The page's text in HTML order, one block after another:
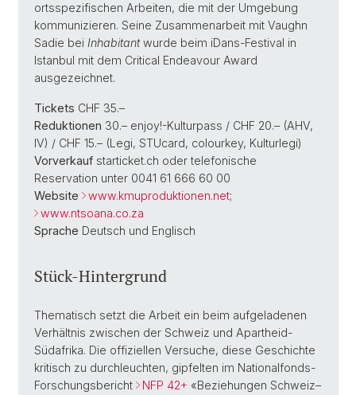
ortsspezifischen Arbeiten, die mit der Umgebung
kommunizieren. Seine Zusammenarbeit mit Vaughn
Sadie bei Inhabitantwurde beim iDans-Festival in
Istanbul mit dem Critical Endeavour Award
ausgezeichnet.
Tickets CHF 35.–
Reduktionen 30.– enjoy!-Kulturpass / CHF 20.– (AHV,
IV) / CHF 15.– (Legi, STUcard, colourkey, Kulturlegi)
Vorverkauf starticket.ch oder telefonische
Reservation unter 0041 61 666 60 00
Website
www.kmuproduktionen.net;
www.ntsoana.co.za
Sprache Deutsch und Englisch
Stück-Hintergrund
Thematisch setzt die Arbeit ein beim aufgeladenen
Verhältnis zwischen der Schweiz und Apartheid-
Südafrika. Die offiziellen Versuche, diese Geschichte
kritisch zu durchleuchten, gipfelten im Nationalfonds-
Forschungsbericht
NFP 42+ «Beziehungen Schweiz–